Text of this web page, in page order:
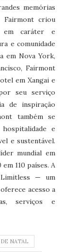
memórias
Fairmont criou
em caráter e
e comunidade
em Nova York,
Fairmont
em Xangai e
seu serviço
de inspiração
também se
e
e sustentável.
mundial em
110 países. A
— um
acesso a
serviços e
NATAL